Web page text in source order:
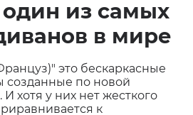
из самых
в мире
это бескаркасные
созданные по новой
хотя у них нет жесткого
к